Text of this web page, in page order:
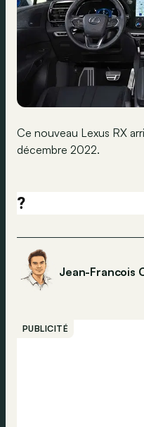
Ce nouveau Lexus RX
décembre 2022.
?
Jean-Francois
PUBLICITÉ